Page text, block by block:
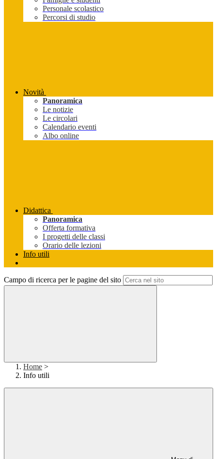
Personale scolastico
Percorsi di studio
Novità
Panoramica
Le notizie
Le circolari
Calendario eventi
Albo online
Didattica
Panoramica
Offerta formativa
I progetti delle classi
Orario delle lezioni
Info utili
Campo di ricerca per le pagine del sito
Home >
Info utili